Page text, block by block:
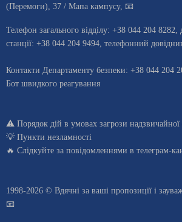
(Перемоги), 37 / Мапа кампусу, 📧
Телефон загального відділу: +38 044 204 8282
станцiї: +38 044 204 9494 телефонний
Контакти Департаменту безпеки: +38 044 204
Бот швидкого реагування
⚠️ Порядок дій в умовах загрози надзвичайної
💡 Пункти незламності
🔥 Слідкуйте за повідомленнями в телеграм-
1998-2026 © Вдячні за ваші пропозиції і
📧